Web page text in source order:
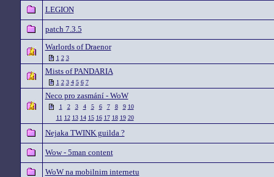
LEGION
patch 7.3.5
Warlords of Draenor
1 2 3
Mists of PANDARIA
1 2 3 4 5 6 7
Neco pro zasmání - WoW
1 2 3 4 5 6 7 8 9 10
11 12 13 14 15 16 17 18 19 20
Nejaka TWINK guilda ?
Wow - 5man content
WoW na mobilnim internetu